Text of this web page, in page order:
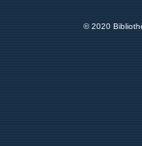
© 2020